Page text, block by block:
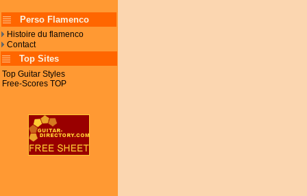
Perso Flamenco
Histoire du flamenco
Contact
Top Sites
Top Guitar Styles
Free-Scores TOP